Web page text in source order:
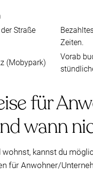
Straße
Zeiten.
(Mobypark)
Vorab
für
wann
wohnst, kannst du
für Anwohner/